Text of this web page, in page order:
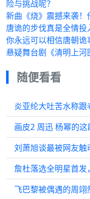
险与挑战呢？
新曲《烧》震撼来袭！
唐诡的步伐真是全情
你永远可以相信唐朝诡
悬疑舞台剧《清明上
随便看看
画皮2 周迅 杨幂的
刘萧旭谈最被网友触
詹杜落选全明星首发
飞巴黎被偶遇的周翊